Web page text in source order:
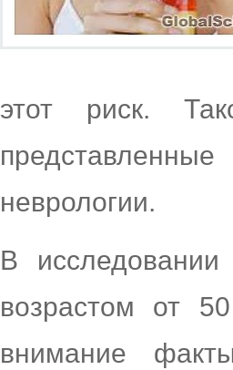
этот риск.
неврологии.
В
возрастом от
внимание